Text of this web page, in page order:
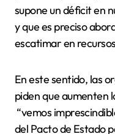
supone un déficit en
y que es preciso
escatimar en
En este sentido, las
piden que aumenten
“vemos
del Pacto de Estado